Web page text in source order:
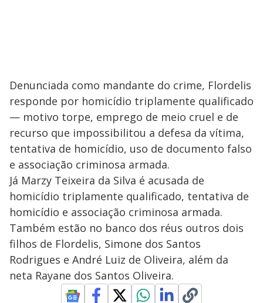
Denunciada como mandante do crime, Flordelis
responde por homicídio triplamente qualificado
— motivo torpe, emprego de meio cruel e de
recurso que impossibilitou a defesa da vítima,
tentativa de homicídio, uso de documento falso
e associação criminosa armada.
Já Marzy Teixeira da Silva é acusada de
homicídio triplamente qualificado, tentativa de
homicídio e associação criminosa armada.
Também estão no banco dos réus outros dois
filhos de Flordelis, Simone dos Santos
Rodrigues e André Luiz de Oliveira, além da
neta Rayane dos Santos Oliveira.